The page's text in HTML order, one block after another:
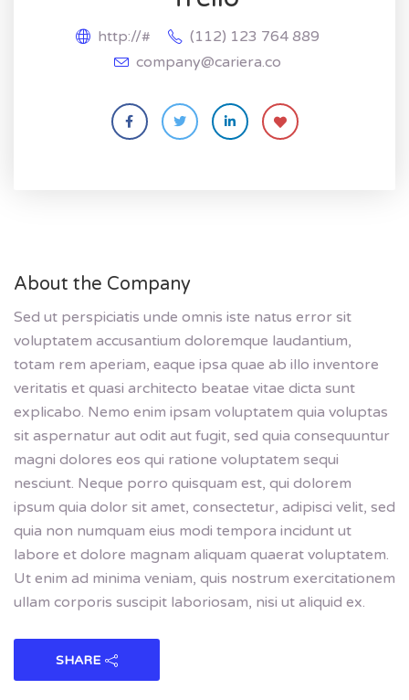
http://#
(112) 123 764 889
company@cariera.co
About the Company
Sed ut perspiciatis unde omnis iste natus error sit
voluptatem accusantium doloremque laudantium,
totam rem aperiam, eaque ipsa quae ab illo inventore
veritatis et quasi architecto beatae vitae dicta sunt
explicabo. Nemo enim ipsam voluptatem quia voluptas
sit aspernatur aut odit aut fugit, sed quia consequuntur
magni dolores eos qui ratione voluptatem sequi
nesciunt. Neque porro quisquam est, qui dolorem
ipsum quia dolor sit amet, consectetur, adipisci velit, sed
quia non numquam eius modi tempora incidunt ut
labore et dolore magnam aliquam quaerat voluptatem.
Ut enim ad minima veniam, quis nostrum exercitationem
ullam corporis suscipit laboriosam, nisi ut aliquid ex.
SHARE